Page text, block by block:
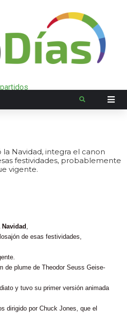
Navidad, integra el canon
festividades, probablemente
vigente.
,
de esas festividades,
de plume de Theodor Seuss Geise-
y tuvo su primer versión animada
dirigido por Chuck Jones, que el